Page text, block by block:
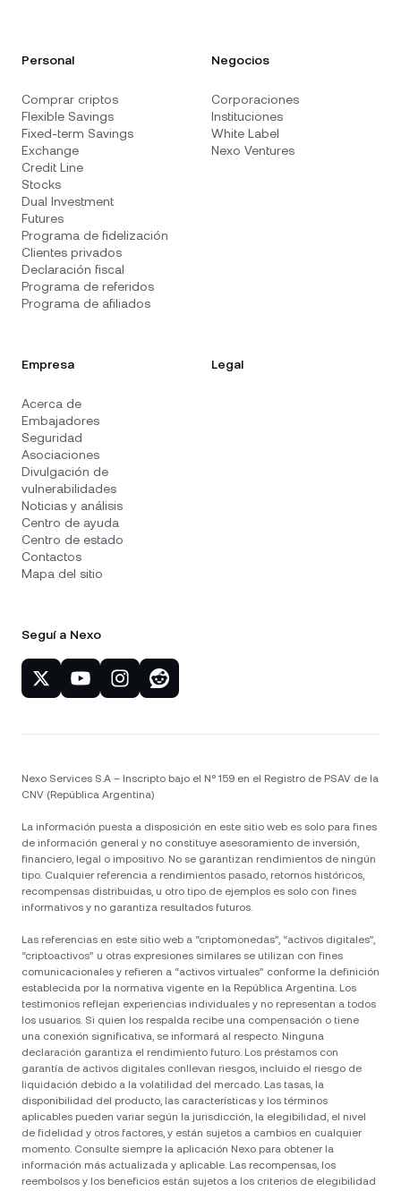
Personal
Comprar criptos
Flexible Savings
Fixed-term Savings
Exchange
Credit Line
Stocks
Dual Investment
Futures
Programa de fidelización
Clientes privados
Declaración fiscal
Programa de referidos
Programa de afiliados
Negocios
Corporaciones
Instituciones
White Label
Nexo Ventures
Empresa
Acerca de
Embajadores
Seguridad
Asociaciones
Divulgación de
vulnerabilidades
Noticias y análisis
Centro de ayuda
Centro de estado
Contactos
Mapa del sitio
Legal
Seguí a Nexo
Nexo Services S.A – Inscripto bajo el N° 159 en el Registro de PSAV de la
CNV (República Argentina)
La información puesta a disposición en este sitio web es solo para fines
de información general y no constituye asesoramiento de inversión,
financiero, legal o impositivo. No se garantizan rendimientos de ningún
tipo. Cualquier referencia a rendimientos pasado, retornos históricos,
recompensas distribuidas, u otro tipo de ejemplos es solo con fines
informativos y no garantiza resultados futuros.
Las referencias en este sitio web a “criptomonedas”, “activos digitales”,
“criptoactivos” u otras expresiones similares se utilizan con fines
comunicacionales y refieren a “activos virtuales” conforme la definición
establecida por la normativa vigente en la República Argentina. Los
testimonios reflejan experiencias individuales y no representan a todos
los usuarios. Si quien los respalda recibe una compensación o tiene
una conexión significativa, se informará al respecto. Ninguna
declaración garantiza el rendimiento futuro. Los préstamos con
garantía de activos digitales conllevan riesgos, incluido el riesgo de
liquidación debido a la volatilidad del mercado. Las tasas, la
disponibilidad del producto, las características y los términos
aplicables pueden variar según la jurisdicción, la elegibilidad, el nivel
de fidelidad y otros factores, y están sujetos a cambios en cualquier
momento. Consulte siempre la aplicación Nexo para obtener la
información más actualizada y aplicable. Las recompensas, los
reembolsos y los beneficios están sujetos a los criterios de elegibilidad